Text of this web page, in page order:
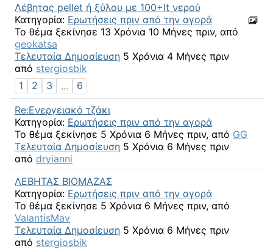
Λέβητας pellet ή ξύλου με 100+lt νερού
Κατηγορία: Ερωτήσεις πριν από την αγορά
Το θέμα ξεκίνησε 13 Χρόνια 10 Μήνες πριν, από
geokatsa
Τελευταία Δημοσίευση 5 Χρόνια 4 Μήνες πριν
από stergiosbik
1
2 3 ...
6
Re:Ενεργειακό τζάκι
Κατηγορία: Ερωτήσεις πριν από την αγορά
Το θέμα ξεκίνησε 5 Χρόνια 6 Μήνες πριν, από GG
Τελευταία Δημοσίευση 5 Χρόνια 6 Μήνες πριν
από dryianni
ΛΕΒΗΤΑΣ ΒΙΟΜΑΖΑΣ
Κατηγορία: Ερωτήσεις πριν από την αγορά
Το θέμα ξεκίνησε 5 Χρόνια 6 Μήνες πριν, από
ValantisMav
Τελευταία Δημοσίευση 5 Χρόνια 6 Μήνες πριν
από stergiosbik